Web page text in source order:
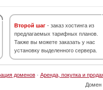
Второй шаг - заказ хостинга из
предлагаемых тарифных планов.
Также вы можете заказать у нас
установку выделенного сервера.
доменов· Аренда, покупка и
Домен